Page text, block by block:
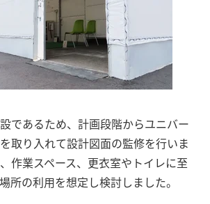
であるため、計画段階からユニバー
取り入れて設計図面の監修を行いま
作業スペース、更衣室やトイレに至
所の利用を想定し検討しました。